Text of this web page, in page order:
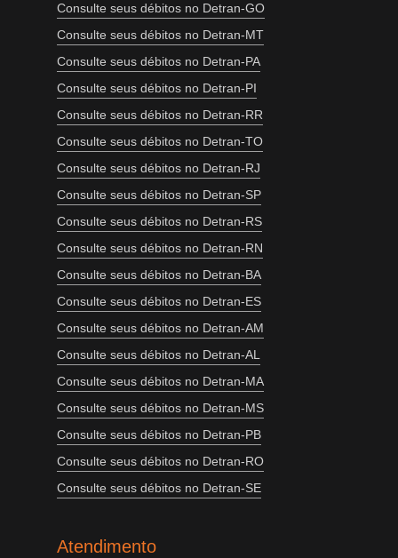
Consulte seus débitos no Detran-GO
Consulte seus débitos no Detran-MT
Consulte seus débitos no Detran-PA
Consulte seus débitos no Detran-PI
Consulte seus débitos no Detran-RR
Consulte seus débitos no Detran-TO
Consulte seus débitos no Detran-RJ
Consulte seus débitos no Detran-SP
Consulte seus débitos no Detran-RS
Consulte seus débitos no Detran-RN
Consulte seus débitos no Detran-BA
Consulte seus débitos no Detran-ES
Consulte seus débitos no Detran-AM
Consulte seus débitos no Detran-AL
Consulte seus débitos no Detran-MA
Consulte seus débitos no Detran-MS
Consulte seus débitos no Detran-PB
Consulte seus débitos no Detran-RO
Consulte seus débitos no Detran-SE
Atendimento